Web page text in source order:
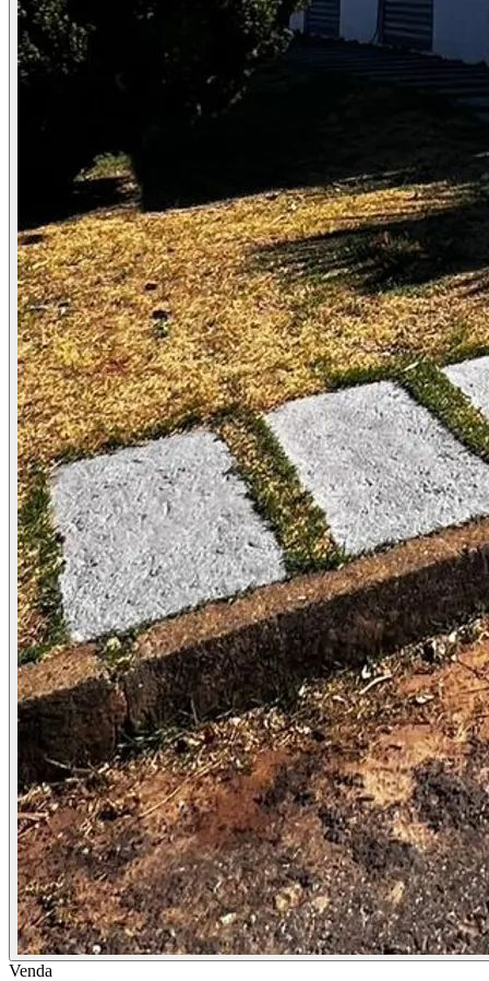
Venda